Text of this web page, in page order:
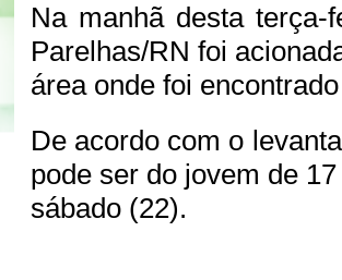
Na manhã desta
Parelhas/RN foi
área onde foi
De acordo com o
pode ser do jovem de
sábado (22).